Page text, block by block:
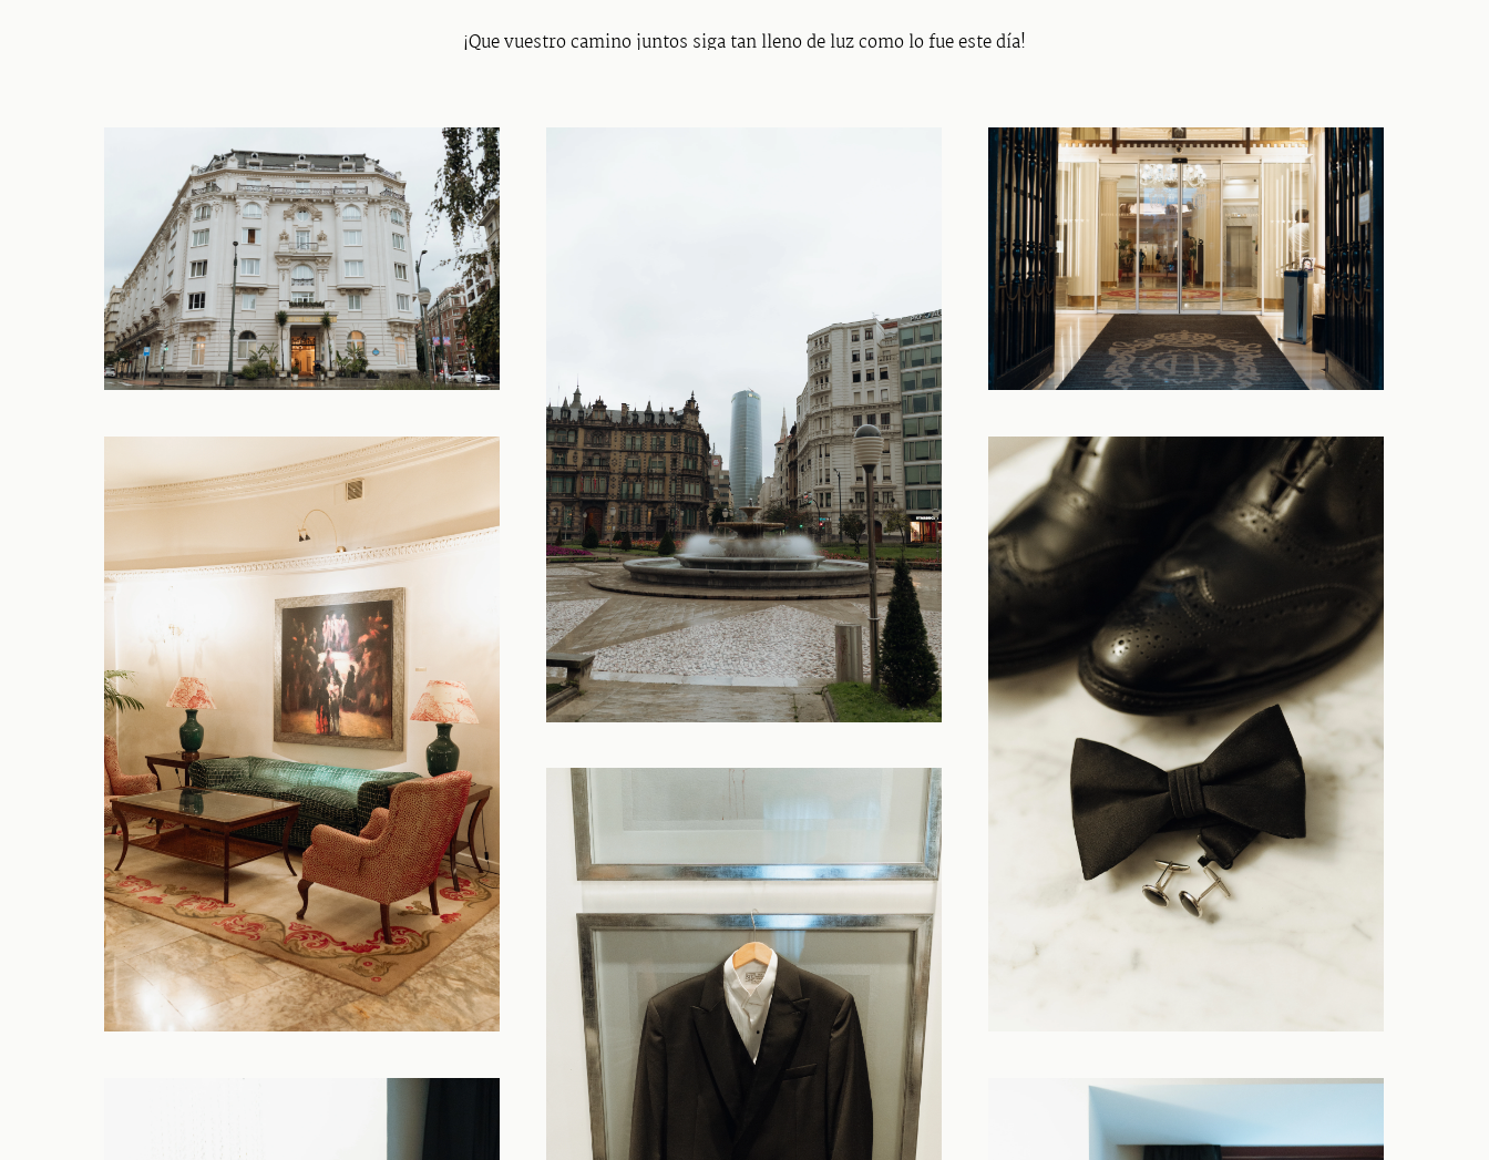
¡Que vuestro camino juntos siga tan lleno de luz como lo fue este día!